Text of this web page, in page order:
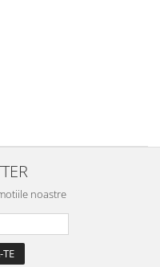
noastre